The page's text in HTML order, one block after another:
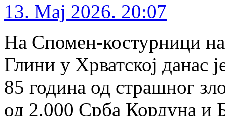
13. Maj 2026. 20:07
На Спомен-костурници
Глини у Хрватској данас
85 година од страшног
од 2.000 Срба Кордуна и